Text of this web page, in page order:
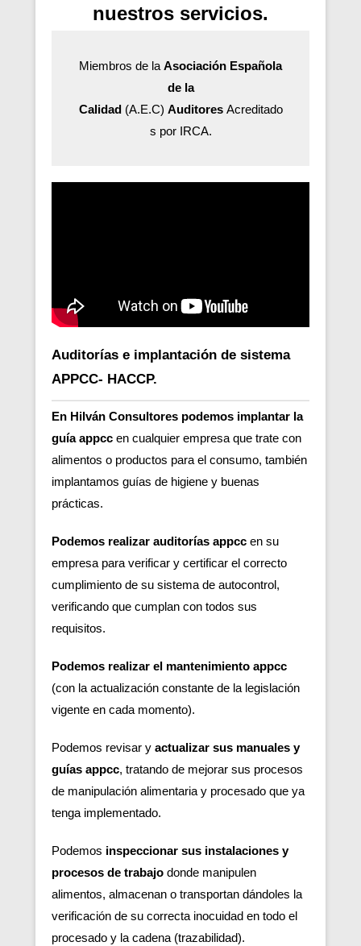
nuestros servicios.
Miembros de la Asociación Española
de la
Calidad(A.E.C) AuditoresAcreditado
s por IRCA.
Auditorías e implantación de sistema
APPCC- HACCP.
En Hilván Consultores podemos implantar la
guía appcc en cualquier empresa que trate con
alimentos o productos para el consumo, también
implantamos guías de higiene y buenas
prácticas.
Podemos realizar auditorías appcc en su
empresa para verificar y certificar el correcto
cumplimiento de su sistema de autocontrol,
verificando que cumplan con todos sus
requisitos.
Podemos realizar el mantenimiento appcc
(con la actualización constante de la legislación
vigente en cada momento).
Podemos revisar y actualizar sus manuales y
guías appcc, tratando de mejorar sus procesos
de manipulación alimentaria y procesado que ya
tenga implementado.
Podemos inspeccionar sus instalaciones y
procesos de trabajo donde manipulen
alimentos, almacenan o transportan dándoles la
verificación de su correcta inocuidad en todo el
procesado y la cadena (trazabilidad).